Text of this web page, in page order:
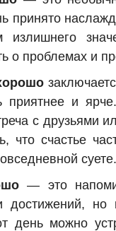
принято
о проблемах и
и
с друзьями
что счастье
суете.
— это
достижений, но
день можно